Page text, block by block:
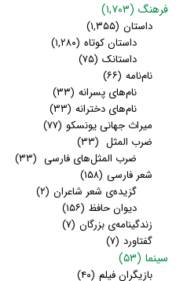
فرهنگ (۱,۷۰۳)
داستان (۱,۳۵۵)
داستان کوتاه (۱,۲۸۰)
داستانک (۷۵)
نام‌نامه (۶۶)
نام‌های پسرانه (۳۳)
نام‌های دخترانه (۳۳)
میراث جهانی یونسکو (۷۷)
ضرب المثل (۳۳)
ضرب المثل‌های فارسی (۳۳)
شعر فارسی (۱۵۸)
گزیده‌ی شعر شاعران (۲)
دیوان حافظ (۱۵۶)
زندگینامه‌ی بزرگان (۷)
گفتاورد (۷)
سینما (۵۳)
بازیگران فیلم (۴۰)